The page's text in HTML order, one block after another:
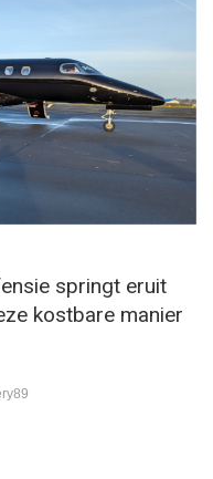
springt eruit
kostbare manier